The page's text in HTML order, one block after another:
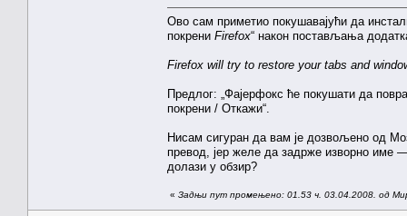
Ово сам приметио покушавајући да
покрени Firefox“ након постављања
Firefox will try to restore your tabs and
Предлог: „Фајерфокс ће покушати да
покрени / Откажи“.
Нисам сигуран да вам је дозвољено од
превод, јер желе да задрже изворно име
долази у обзир?
« Задњи пут промењено: 01.53 ч. 03.04.2008. од